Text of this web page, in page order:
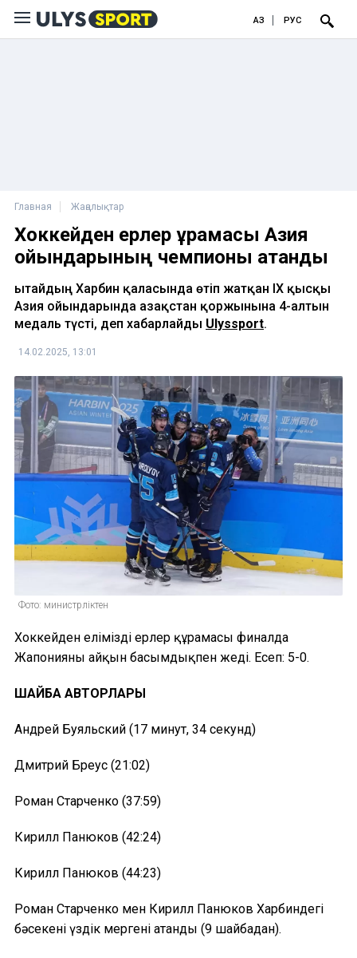
ҚАЗ РУС
Главная Жаңалықтар
Хоккейден ерлер құрамасы Азия
ойындарының чемпионы атанды
Қытайдың Харбин қаласында өтіп жатқан IX қысқы
Азия ойындарында Қазақстан қоржынына 4-алтын
медаль түсті, деп хабарлайды Ulyssport.
14.02.2025, 13:01
Фото: министрліктен
Хоккейден еліміздің ерлер құрамасы финалда
Жапонияны айқын басымдықпен жеңді. Есеп: 5-0.
ШАЙБА АВТОРЛАРЫ
Андрей Буяльский (17 минут, 34 секунд)
Дмитрий Бреус (21:02)
Роман Старченко (37:59)
Кирилл Панюков (42:24)
Кирилл Панюков (44:23)
Роман Старченко мен Кирилл Панюков Харбиндегі
бәсекенің үздік мергені атанды (9 шайбадан).